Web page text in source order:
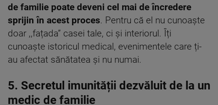
de familie poate deveni cel mai de încredere
sprijin în acest proces. Pentru că el nu cunoaște
doar ,,fațada” casei tale, ci și interiorul. Îți
cunoaște istoricul medical, evenimentele care ți-
au afectat sănătatea și nu numai.
5. Secretul imunității dezvăluit de la un
medic de familie